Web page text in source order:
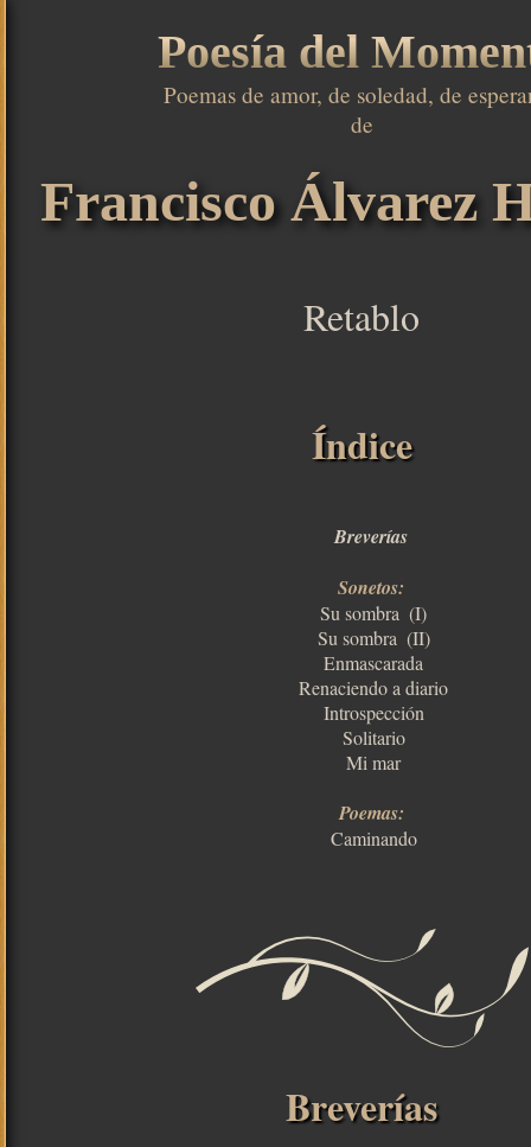
Poesía del
Poemas de amor, de soledad, de
de
Francisco Álvarez
Retablo
Índice
Breverías
Sonetos:
Su sombra  (I)
Su sombra  (II)
Enmascarada
Renaciendo a diario
Introspección
Solitario
Mi mar
Poemas:
Caminando
Breverías